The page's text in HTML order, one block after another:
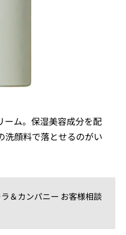
ーム。保湿美容成分を配
洗顔料で落とせるのがい
＆カンパニー お客様相談